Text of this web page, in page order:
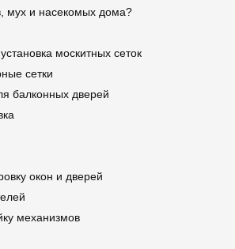
мух и насекомых дома?
москитных сеток
сетки
балконных дверей
окон и дверей
механизмов